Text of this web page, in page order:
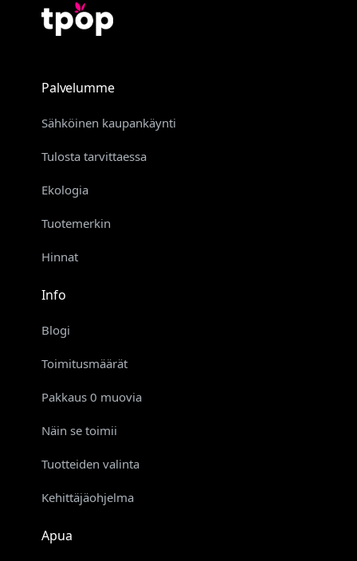
Palvelumme
Sähköinen kaupankäynti
Tulosta tarvittaessa
Ekologia
Tuotemerkin
Hinnat
Info
Blogi
Toimitusmäärät
Pakkaus 0 muovia
Näin se toimii
Tuotteiden valinta
Kehittäjäohjelma
Apua